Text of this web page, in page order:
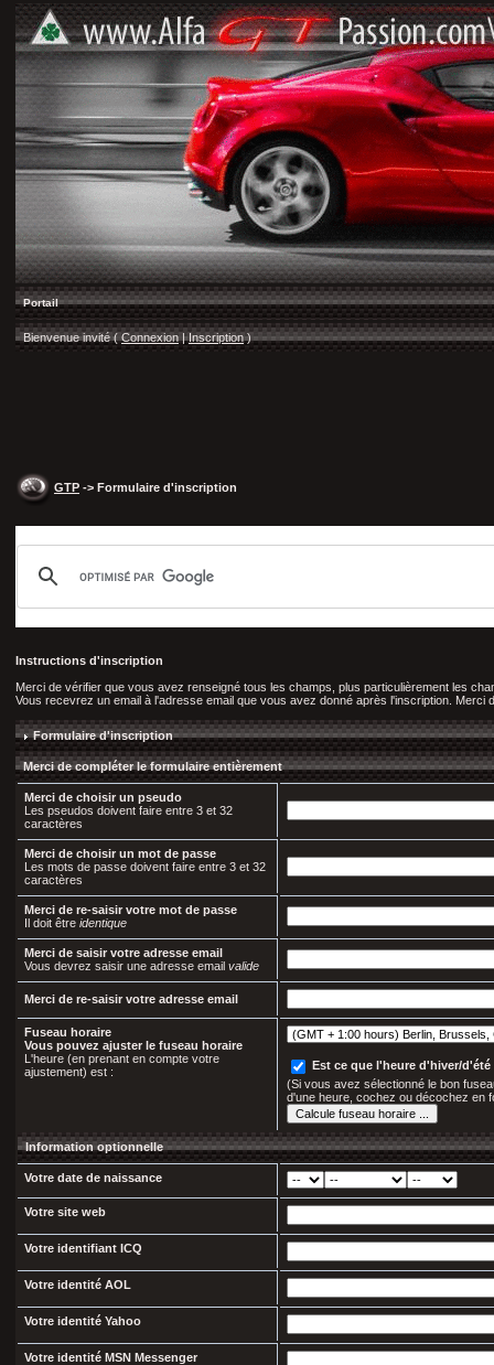
Portail
Bienvenue invité ( Connexion |Inscription)
GTP -> Formulaire d'inscription
Instructions d'inscription
Merci de vérifier que vous avez renseigné tous les champs, plus particulièrement les
Vous recevrez un email à l'adresse email que vous avez donné après l'inscription.
Formulaire d'inscription
Merci de compléter le formulaire entièrement
Merci de choisir un pseudo
Les pseudos doivent faire entre 3 et 32
caractères
Merci de choisir un mot de passe
Les mots de passe doivent faire entre 3 et 32
caractères
Merci de re-saisir votre mot de passe
Il doit être identique
Merci de saisir votre adresse email
Vous devrez saisir une adresse email valide
Merci de re-saisir votre adresse email
Fuseau horaire
Vous pouvez ajuster le fuseau horaire
L'heure (en prenant en compte votre
ajustement) est :
Est ce que l'heure d'hiver/
(Si vous avez sélectionné le bon
d'une heure, cochez ou décochez en
Information optionnelle
Votre date de naissance
Votre site web
Votre identifiant ICQ
Votre identité AOL
Votre identité Yahoo
Votre identité MSN Messenger